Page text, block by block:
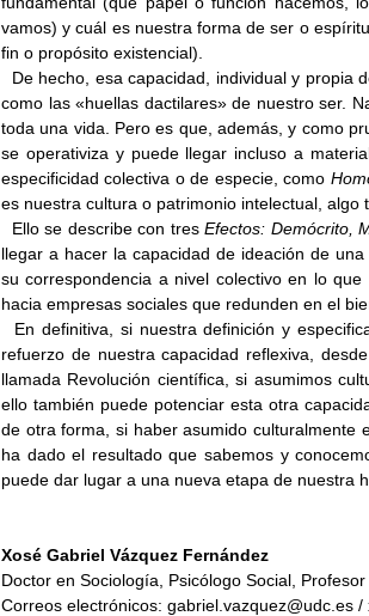
vamos) y cuál es nuestra forma de ser o
fin o propósito existencial).
como las «huellas dactilares» de nuestro ser.
toda una vida. Pero es que, además, y como
se operativiza y puede llegar incluso a
especificidad colectiva o de especie, como
es nuestra cultura o patrimonio intelectual,
  Ello se describe con tres
Efectos: Demócrito,
llegar a hacer la capacidad de ideación de
su correspondencia a nivel colectivo en lo
hacia empresas sociales que redunden en el
refuerzo de nuestra capacidad reflexiva,
llamada Revolución científica, si asumimos
ello también puede potenciar esta otra
de otra forma, si haber asumido culturalmente
ha dado el resultado que sabemos y
puede dar lugar a una nueva etapa de nuestra
Xosé Gabriel Vázquez Fernández
Doctor en Sociología, Psicólogo Social,
Correos electrónicos: gabriel.vazquez@udc.es